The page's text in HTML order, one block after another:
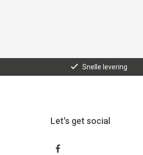
Snelle levering
Let's get social